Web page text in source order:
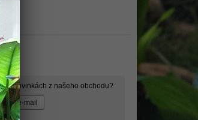
a novinkách z našeho obchodu?